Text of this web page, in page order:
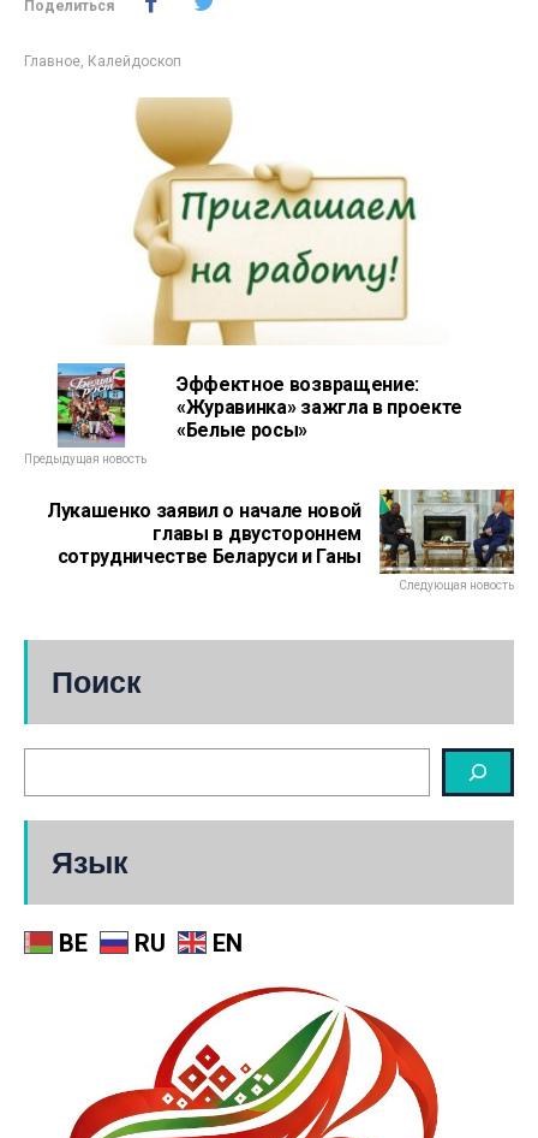
Поделиться
Главное, Калейдоскоп
Эффектное возвращение:
«Журавинка» зажгла в проекте
«Белые росы»
Предыдущая новость
Лукашенко заявил о начале новой
главы в двустороннем
сотрудничестве Беларуси и Ганы
Следующая новость
Поиск
Язык
BE RU EN